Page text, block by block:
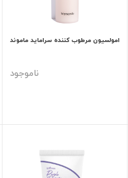
امولسیون مرطوب کننده سراماید ماموند
ناموجود